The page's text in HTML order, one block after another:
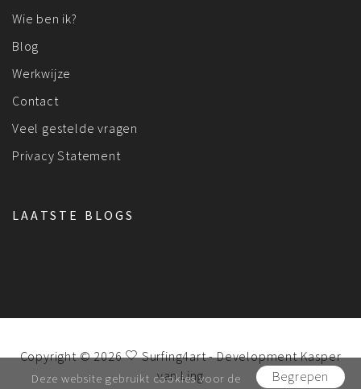
Wie ben ik?
Blog
Werkwijze
Contact
Veel gestelde vragen
Privacy Statement
LAATSTE BLOGS
Copyright © 2026 Surfing4art- DevelopmentKasper
van Ling
Begrepen
Deze website gebruikt cookies voor de